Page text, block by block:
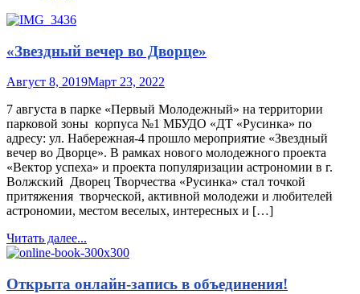
«Звездный вечер во Дворце»
Август 8, 2019Март 23, 2022
7 августа в парке «Первый Молодежный» на территории
парковой зоны корпуса №1 МБУДО «ДТ «Русинка» по
адресу: ул. Набережная-4 прошло мероприятие «Звездный
вечер во Дворце». В рамках нового молодежного проекта
«Вектор успеха» и проекта популяризации астрономии в г.
Волжский Дворец Творчества «Русинка» стал точкой
притяжения творческой, активной молодежи и любителей
астрономии, местом веселых, интересных и […]
Читать далее...
Открыта онлайн-запись в объединения!